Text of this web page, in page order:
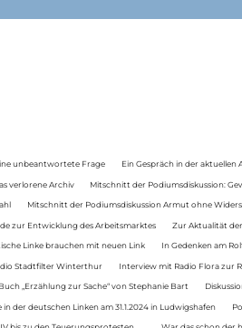
unbeantwortete Frage Ein Gespräch in der aktuellen
verlorene Archiv Mitschnitt der Podiumsdiskussion:
Mitschnitt der Podiumsdiskussion Armut ohne
zur Entwicklung des Arbeitsmarktes Zur Aktualität
Linke brauchen mit neuen Link In Gedenken am
Stadtfilter Winterthur Interview mit Radio Flora zur
„Erzählung zur Sache“ von Stephanie Bart
der deutschen Linken am 31.1.2024 in Ludwigshafen